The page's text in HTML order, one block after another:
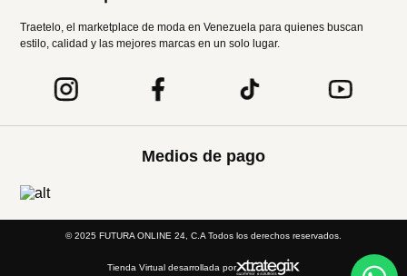
Traetelo, el marketplace de moda en Venezuela para quienes buscan
estilo, calidad y las mejores marcas en un solo lugar.
Medios de pago
© 2025 FUTURA ONLINE 24, C.A Todos los derechos reservados.
Tienda Virtual desarrollada por